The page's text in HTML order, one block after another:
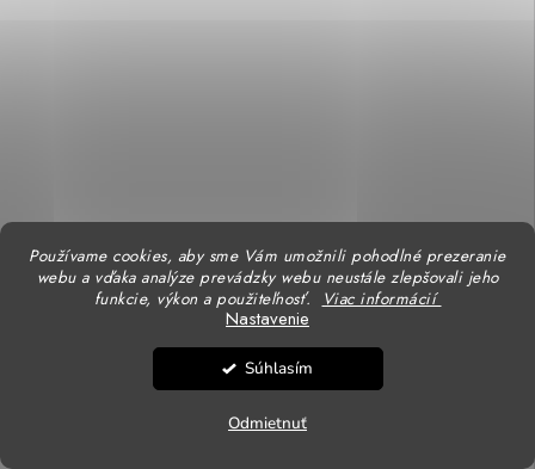
Používame cookies, aby sme Vám umožnili pohodlné prezeranie
webu a vďaka analýze prevádzky webu neustále zlepšovali jeho
funkcie, výkon a použiteľnosť.
Viac informácií
Nastavenie
Odmietnuť
Súhlasím